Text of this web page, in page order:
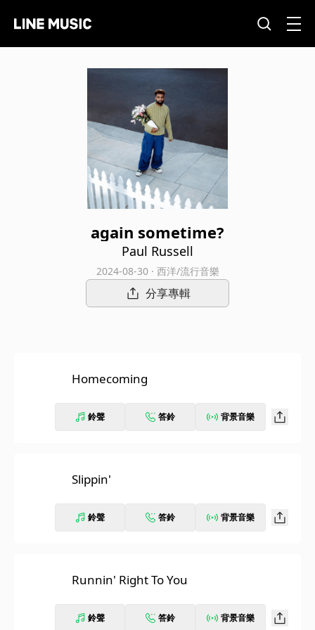
again sometime?
Paul Russell
2024-08-30 · 西洋/流行音樂
分享專輯
Homecoming
鈴聲 答鈴 背景音樂
Slippin'
鈴聲 答鈴 背景音樂
Runnin' Right To You
鈴聲 答鈴 背景音樂